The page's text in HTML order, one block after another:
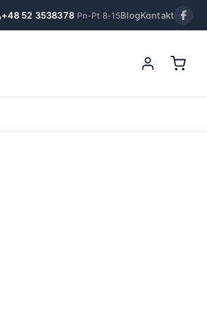
+48 52 3538378 Pn-Pt 8-15BlogKontakt